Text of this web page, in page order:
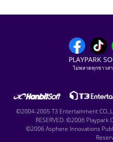
PLAYPARK
ไม่พลาดทุกข่าวสา
©2004-2005 T3 Entertainment
RESERVED. ©2006
©2006 Asphere Innovations